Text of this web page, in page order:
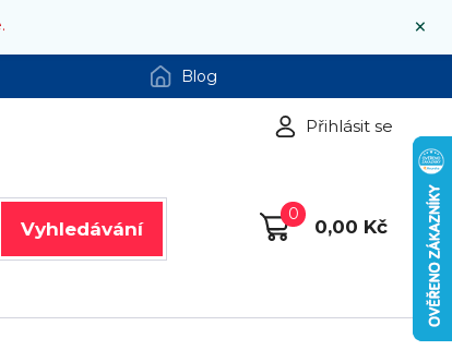
×
Blog
Přihlásit se
Vyhledávání
0
0,00 Kč